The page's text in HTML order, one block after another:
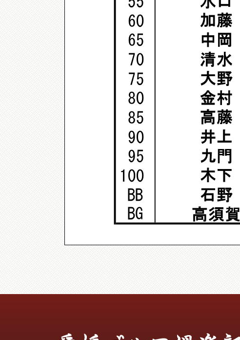
60
加藤
65
中岡
70
清水
75
大野
80
金村
85
高藤
90
井上
95
九門
100
木下
BB
石野
BG 高須賀